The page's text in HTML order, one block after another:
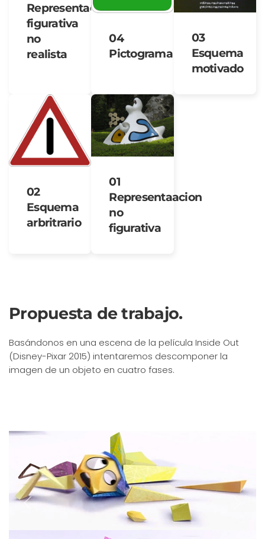
Representacion
figurativa
no
realista
04
Pictograma
03
Esquema
motivado
02
Esquema
arbritrario
01
Representaacion
no
figurativa
Propuesta de trabajo.
Basándonos en una escena de la película Inside Out
(Disney-Pixar 2015) intentaremos descomponer la
imagen de un objeto en cuatro fases.